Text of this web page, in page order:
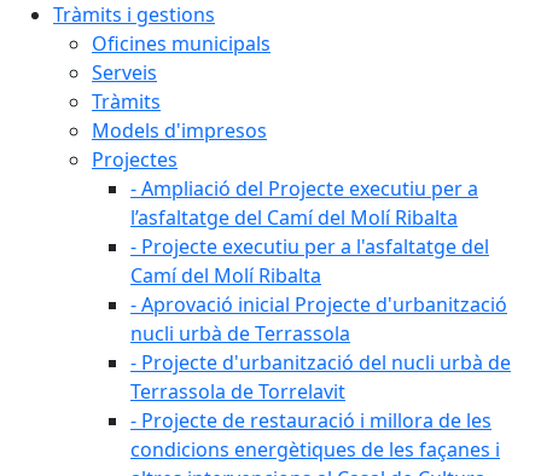
Tràmits i gestions
Oficines municipals
Serveis
Tràmits
Models d'impresos
Projectes
- Ampliació del Projecte executiu per a
l’asfaltatge del Camí del Molí Ribalta
- Projecte executiu per a l'asfaltatge del
Camí del Molí Ribalta
- Aprovació inicial Projecte d'urbanització
nucli urbà de Terrassola
- Projecte d'urbanització del nucli urbà de
Terrassola de Torrelavit
- Projecte de restauració i millora de les
condicions energètiques de les façanes i